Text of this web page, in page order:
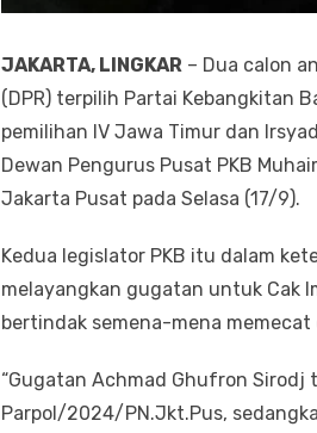
JAKARTA, LINGKAR – Dua calon
(DPR) terpilih Partai Kebangkitan
pemilihan IV Jawa Timur dan
Dewan Pengurus Pusat PKB
Jakarta Pusat pada Selasa (17/9).
Kedua legislator PKB itu dalam
melayangkan gugatan untuk Cak
bertindak semena-mena
“Gugatan Achmad Ghufron
Parpol/2024/PN.Jkt.Pus,